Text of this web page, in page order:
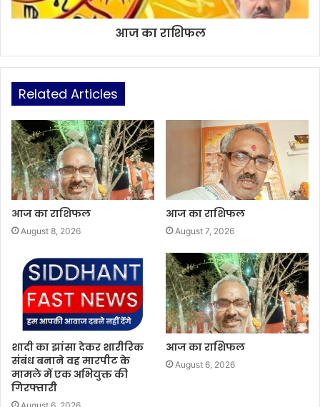
आज का राशिफल
Related Articles
आज का राशिफल
August 8, 2026
आज का राशिफल
August 7, 2026
शादी का झांसा देकर शारीरिक
संबंध बनाने वह मारपीट के
मामले में एक अभियुक्त की
गिरफ्तारी
आज का राशिफल
August 6, 2026